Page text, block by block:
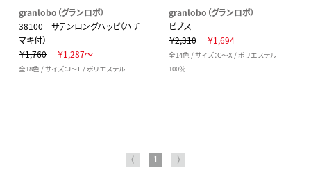
granlobo（グランロボ）
38100 サテンロングハッピ（ハチ
マキ付）
￥1,760
￥1,287～
全18色 / サイズ：J～L / ポリエステル
granlobo（グランロボ）
ビブス
￥2,310
￥1,694
全14色 / サイズ：C～X / ポリエステル
100％
⟨ 1 ⟩